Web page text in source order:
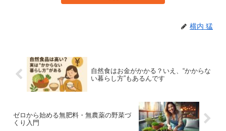
横内 猛
自然食はお金がかかる？いえ、“かからな
い暮らし方”もあるんです
ゼロから始める無肥料・無農薬の野菜づ
くり入門